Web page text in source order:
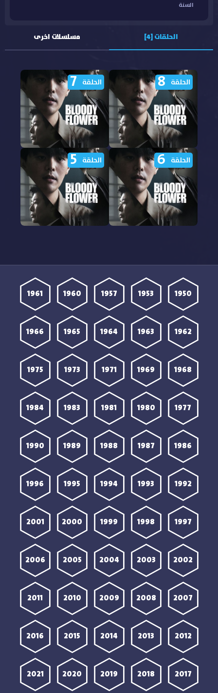
السنة
الحلقات [4] مسلسلات اخرى
مشاهدة مسلسل Bloody
Flower الحلقة 8 مترجمة
الحلقة 8
مشاهدة مسلسل Bloody
Flower الحلقة 7 مترجمة
الحلقة 7
الحلقة 6 الحلقة 5
1950
1953
1957
1960
1961
1962
1963
1964
1965
1966
1968
1969
1971
1973
1975
1977
1980
1981
1983
1984
1986
1987
1988
1989
1990
1992
1993
1994
1995
1996
1997
1998
1999
2000
2001
2002
2003
2004
2005
2006
2007
2008
2009
2010
2011
2012
2013
2014
2015
2016
2017
2018
2019
2020
2021